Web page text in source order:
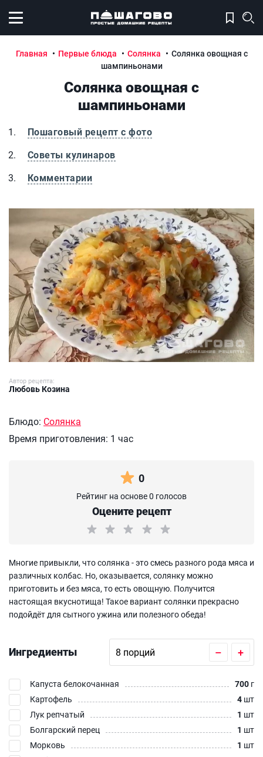
Открыть меню
Главная Первые блюда Солянка
Солянка овощная с
шампиньонами
Солянка овощная с
шампиньонами
Пошаговый рецепт с фото
Советы кулинаров
Комментарии
Солянка овощная с шампиньонами
Автор рецепта:
Любовь Козина
Блюдо: Солянка
Время приготовления: 1 час
0
Рейтинг на основе 0 голосов
Оцените рецепт
Многие привыкли, что солянка - это смесь разного рода мяса и
различных колбас. Но, оказывается, солянку можно
приготовить и без мяса, то есть овощную. Получится
настоящая вкуснотища! Такое вариант солянки прекрасно
подойдёт для сытного ужина или полезного обеда!
Ингредиенты – +
Капуста белокочанная 700 г
Картофель
4 шт
Лук репчатый
1 шт
Болгарский перец
1 шт
Морковь
1 шт